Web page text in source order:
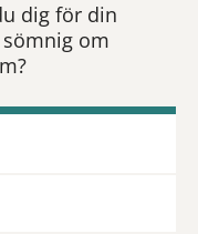
dig för din
om